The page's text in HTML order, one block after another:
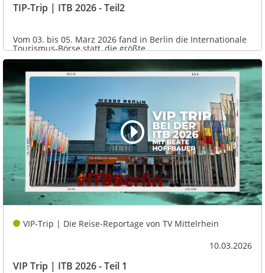
TIP-Trip | ITB 2026 - Teil2
Vom 03. bis 05. März 2026 fand in Berlin die Internationale
Tourismus-Börse statt, die größte...
VIP-Trip | Die Reise-Reportage von TV Mittelrhein
10.03.2026
VIP Trip | ITB 2026 - Teil 1